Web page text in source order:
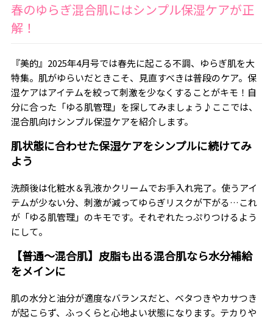
春のゆらぎ混合肌にはシンプル保湿ケアが正
解！
『美的』2025年4月号では春先に起こる不調、ゆらぎ肌を大
特集。肌がゆらいだときこそ、見直すべきは普段のケア。保
湿ケアはアイテムを絞って刺激を少なくすることがキモ！自
分に合った「ゆる肌管理」を探してみましょう♪ここでは、
混合肌向けシンプル保湿ケアを紹介します。
肌状態に合わせた保湿ケアをシンプルに続けてみ
よう
洗顔後は化粧水＆乳液かクリームでお手入れ完了。使うアイ
テムが少ない分、刺激が減ってゆらぎリスクが下がる…これ
が「ゆる肌管理」のキモです。それぞれたっぷりつけるよう
にして。
【普通〜混合肌】皮脂も出る混合肌なら水分補給
をメインに
肌の水分と油分が適度なバランスだと、ベタつきやカサつき
が起こらず、ふっくらと心地よい状態になります。テカりや